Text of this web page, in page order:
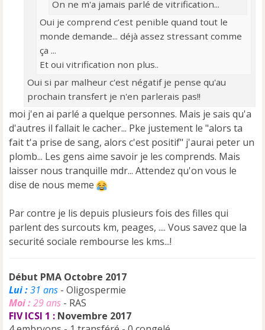
On ne m'a jamais parlé de vitrification...
Oui je comprend c’est penible quand tout le
monde demande... déjà assez stressant comme
ça ...
Et oui vitrification non plus..
Oui si par malheur c'est négatif je pense qu'au
prochain transfert je n'en parlerais pas!!
moi j'en ai parlé a quelque personnes. Mais je sais qu'a
d'autres il fallait le cacher... Pke justement le "alors ta
fait t'a prise de sang, alors c'est positif" j'aurai peter un
plomb... Les gens aime savoir je les comprends. Mais
laisser nous tranquille mdr... Attendez qu'on vous le
dise de nous meme
Par contre je lis depuis plusieurs fois des filles qui
parlent des surcouts km, peages, .... Vous savez que la
securité sociale rembourse les kms...!
Début PMA Octobre 2017
Lui :31 ans - Oligospermie
Moi :29 ans - RAS
FIV ICSI 1 : Novembre 2017